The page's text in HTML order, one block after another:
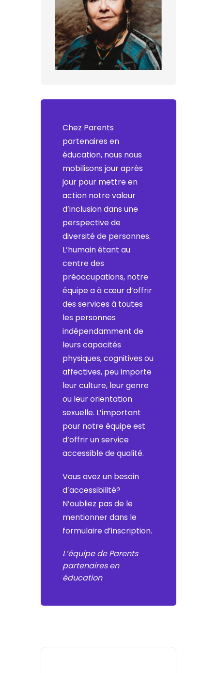
Chez Parents
partenaires en
éducation, nous nous
mobilisons jour après
jour pour mettre en
action notre valeur
d’inclusion dans une
perspective de
diversité de personnes.
L’humain étant au
centre des
préoccupations, notre
équipe a à cœur d’offrir
des services à toutes
les personnes
indépendamment de
leurs capacités
physiques, cognitives ou
affectives, peu importe
leur culture, leur genre
ou leur orientation
sexuelle. L’important
pour notre équipe est
d’offrir un service
accessible de qualité.
Vous avez un besoin
d’accessibilité?
N’oubliez pas de le
mentionner dans le
formulaire d’inscription.
L’équipe de Parents
partenaires en
éducation